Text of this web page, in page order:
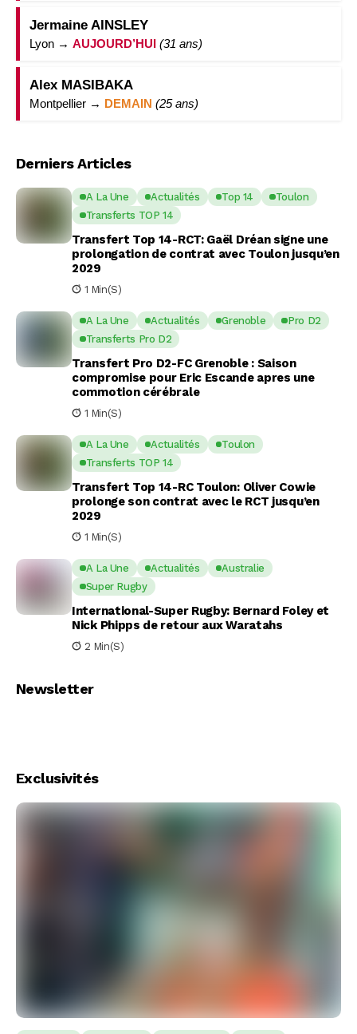
Jermaine AINSLEY
Lyon → AUJOURD’HUI (31 ans)
Alex MASIBAKA
Montpellier → DEMAIN (25 ans)
Derniers Articles
A La Une Actualités Top 14
Toulon
Transferts TOP 14
Transfert Top 14-RCT: Gaël Dréan signe une
prolongation de contrat avec Toulon jusqu’en
2029
1 Min(s)
A La Une Actualités Grenoble
Pro D2
Transferts Pro D2
Transfert Pro D2-FC Grenoble : Saison
compromise pour Eric Escande apres une
commotion cérébrale
1 Min(s)
A La Une Actualités
Toulon
Transferts TOP 14
Transfert Top 14-RC Toulon: Oliver Cowie
prolonge son contrat avec le RCT jusqu’en
2029
1 Min(s)
A La Une Actualités
Australie
Super Rugby
International-Super Rugby: Bernard Foley et
Nick Phipps de retour aux Waratahs
2 Min(s)
Newsletter
Exclusivités